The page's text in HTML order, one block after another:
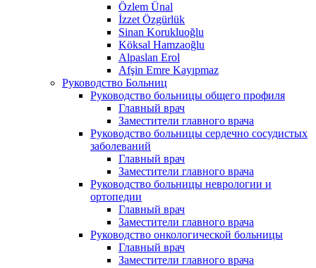
Özlem Ünal
İzzet Özgürlük
Sinan Korukluoğlu
Köksal Hamzaoğlu
Alpaslan Erol
Afşin Emre Kayıpmaz
Руководство Больниц
Руководство больницы общего профиля
Главный врач
Заместители главного врача
Руководство больницы сердечно сосудистых
заболеваний
Главный врач
Заместители главного врача
Руководство больницы неврологии и
ортопедии
Главный врач
Заместители главного врача
Руководство онкологической больницы
Главный врач
Заместители главного врача